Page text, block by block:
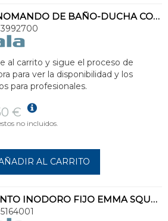
MONOMANDO DE BAÑO-DUCHA CON ACCESORIOS MENA
3992700
al carrito y sigue el proceso de
para ver la disponibilidad y los
para profesionales.
€
no incluidos.
AL CARRITO
ASIENTO INODORO FIJO EMMA SQUARE
5164001